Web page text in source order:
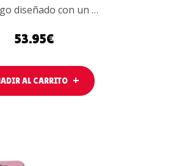
diseñado con un …
53.95€
AL CARRITO